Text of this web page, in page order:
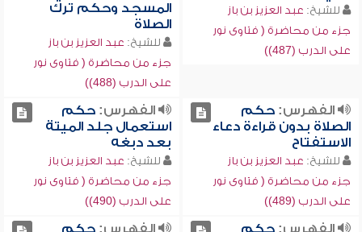
للشيخ: عبد العزيز بن باز
جزء من محاضرة ( فتاوى نور
على الدرب (487))
المسجد وحكم ترك
الصلاة
للشيخ: عبد العزيز بن باز
جزء من محاضرة ( فتاوى نور
على الدرب (488))
الفهرس:حكم
الصلاة بدون قراءة دعاء
الاستفتاح
للشيخ: عبد العزيز بن باز
جزء من محاضرة ( فتاوى نور
على الدرب (489))
الفهرس:حكم
استعمال جلد الميتة
بعد دبغه
للشيخ: عبد العزيز بن باز
جزء من محاضرة ( فتاوى نور
على الدرب (490))
الفهرس:حكم الفهرس:حكم